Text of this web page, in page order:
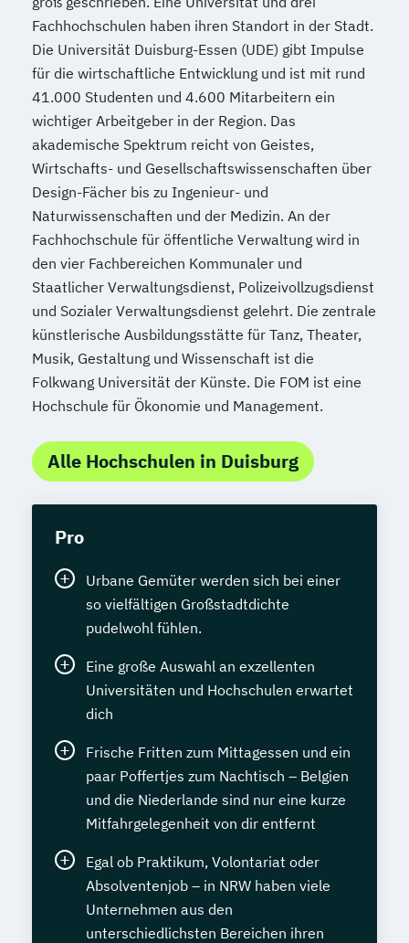
Fachhochschulen haben ihren Standort in der Stadt.
Die Universität Duisburg-Essen (UDE) gibt Impulse
für die wirtschaftliche Entwicklung und ist mit rund
41.000 Studenten und 4.600 Mitarbeitern ein
wichtiger Arbeitgeber in der Region. Das
akademische Spektrum reicht von Geistes,
Wirtschafts- und Gesellschaftswissenschaften über
Design-Fächer bis zu Ingenieur- und
Naturwissenschaften und der Medizin. An der
Fachhochschule für öffentliche Verwaltung wird in
den vier Fachbereichen Kommunaler und
Staatlicher Verwaltungsdienst, Polizeivollzugsdienst
und Sozialer Verwaltungsdienst gelehrt. Die zentrale
künstlerische Ausbildungsstätte für Tanz, Theater,
Musik, Gestaltung und Wissenschaft ist die
Folkwang Universität der Künste. Die FOM ist eine
Hochschule für Ökonomie und Management.
Alle Hochschulen in Duisburg
Pro
Urbane Gemüter werden sich bei einer
so vielfältigen Großstadtdichte
pudelwohl fühlen.
Eine große Auswahl an exzellenten
Universitäten und Hochschulen erwartet
dich
Frische Fritten zum Mittagessen und ein
paar Poffertjes zum Nachtisch – Belgien
und die Niederlande sind nur eine kurze
Mitfahrgelegenheit von dir entfernt
Egal ob Praktikum, Volontariat oder
Absolventenjob – in NRW haben viele
Unternehmen aus den
unterschiedlichsten Bereichen ihren